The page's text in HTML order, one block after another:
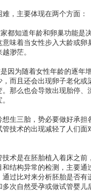
，主要体现在两个方面：
都知道年龄和卵巢功能是
味着当女性步入大龄或卵
渺茫。
因为随着女性年龄的逐年
而且还会出现卵子老化或
。那么也会导致出现胎停、
生三胎，势必要做好承担
技术的出现减轻了人们面
技术是在胚胎植入着床之前
和结构异常的检测，主要通
过比对来分析胚胎是否有
次自然受孕或做试管婴儿